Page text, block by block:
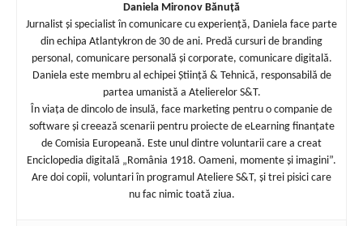
Daniela Mironov Bănuță
Jurnalist și specialist în comunicare cu experiență, Daniela face parte
din echipa Atlantykron de 30 de ani. Predă cursuri de branding
personal, comunicare personală și corporate, comunicare digitală.
Daniela este membru al echipei Știință & Tehnică, responsabilă de
partea umanistă a Atelierelor S&T.
În viața de dincolo de insulă, face marketing pentru o companie de
software și creează scenarii pentru proiecte de eLearning finanțate
de Comisia Europeană. Este unul dintre voluntarii care a creat
Enciclopedia digitală „România 1918. Oameni, momente și imagini”.
Are doi copii, voluntari în programul Ateliere S&T, și trei pisici care
nu fac nimic toată ziua.